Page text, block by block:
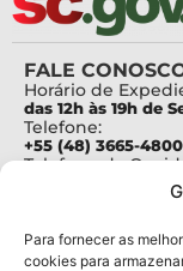
Para fornecer as
cookies para
FALE
Horário de
das 12h às 19h de
Telefone:
+55 (48) 3665-4800
Telefone da
Para assuntos